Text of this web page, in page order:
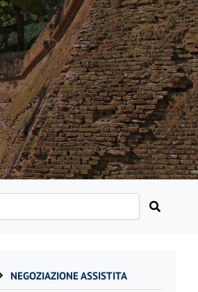
NEGOZIAZIONE ASSISTITA